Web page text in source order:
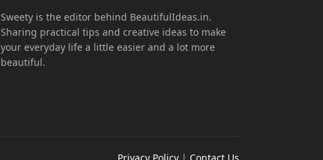
Sweety is the editor behind BeautifulIdeas.in.
Sharing practical tips and creative ideas to make
your everyday life a little easier and a lot more
beautiful.